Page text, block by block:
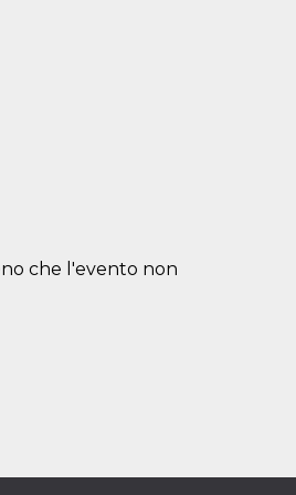
che l'evento non